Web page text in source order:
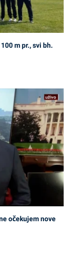
m pr., svi bh.
očekujem nove